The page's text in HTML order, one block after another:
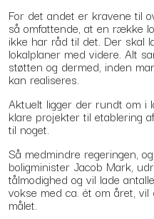
For det andet er kravene til
så omfattende, at en række
ikke har råd til det. Der skal
lokalplaner med videre. Alt
støtten og dermed, inden
kan realiseres.
Aktuelt ligger der rundt om i
klare projekter til etablering
til noget.
Så medmindre regeringen,
boligminister Jacob Mark,
tålmodighed og vil lade
vokse med ca. ét om året,
målet.